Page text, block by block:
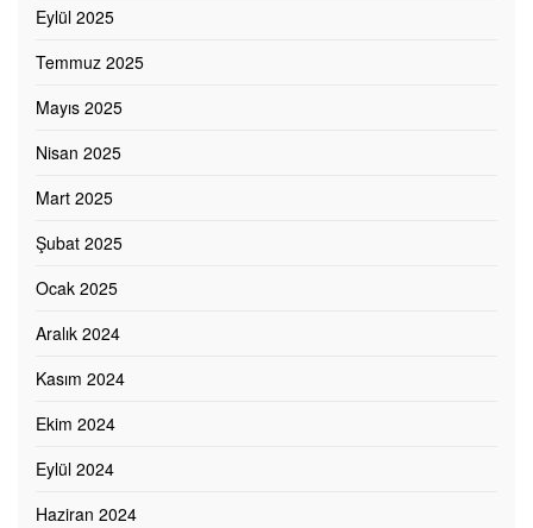
Eylül 2025
Temmuz 2025
Mayıs 2025
Nisan 2025
Mart 2025
Şubat 2025
Ocak 2025
Aralık 2024
Kasım 2024
Ekim 2024
Eylül 2024
Haziran 2024